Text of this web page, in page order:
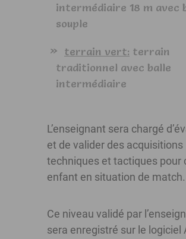
intermédiaire 18 m avec
souple
terrain vert: terrain
traditionnel avec balle
intermédiaire
L’enseignant sera chargé
et de valider des acquisitions
techniques et tactiques pour
enfant en situation de match.
Ce niveau validé par
sera enregistré sur le logiciel